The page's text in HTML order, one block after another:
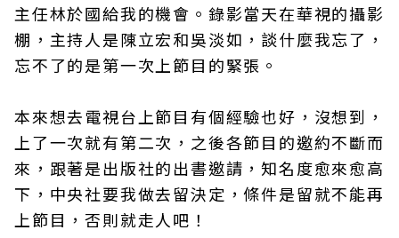
主任林於國給我的機會。錄影當天在華視的攝影
棚，主持人是陳立宏和吳淡如，談什麼我忘了，
忘不了的是第一次上節目的緊張。
本來想去電視台上節目有個經驗也好，沒想到，
上了一次就有第二次，之後各節目的邀約不斷而
來，跟著是出版社的出書邀請，知名度愈來愈高
下，中央社要我做去留決定，條件是留就不能再
上節目，否則就走人吧！